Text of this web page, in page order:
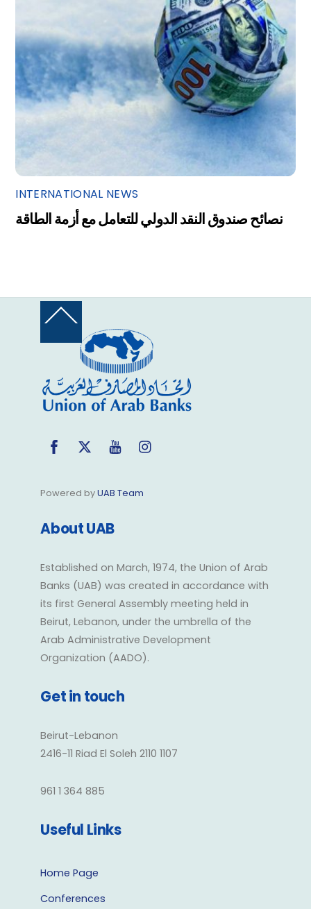
INTERNATIONAL NEWS
نصائح صندوق النقد الدولي للتعامل مع أزمة الطاقة
Back
Top
FacebookTwitter YouTube
Powered byUAB Team
About UAB
Established on March, 1974, the Union of Arab
Banks (UAB) was created in accordance with
its first General Assembly meeting held in
Beirut, Lebanon, under the umbrella of the
Arab Administrative Development
Organization (AADO).
Get in touch
Beirut-Lebanon
2416-11 Riad El Soleh 2110 1107
961 1 364 885
Useful Links
Home Page
Conferences